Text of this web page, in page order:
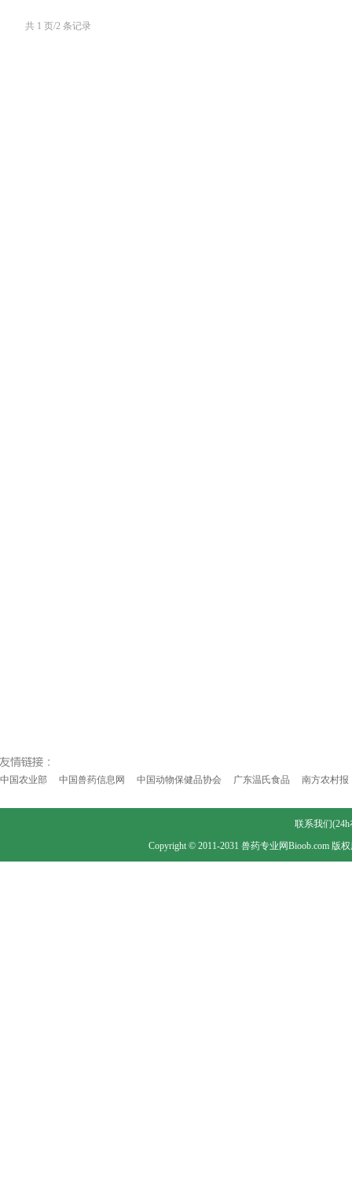
共 1 页/2 条记录
中国农业部 中国兽药信息网 中国动物保健品协会 广东温氏食品 南方农村报
联系我们(24h
Copyright © 2011-2031 兽药专业网Bioob.com 版